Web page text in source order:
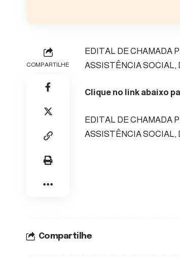
COMPARTILHE
EDITAL DE CHAMADA
ASSISTÊNCIA SOCIAL,
Clique no link abaixo
EDITAL DE CHAMADA
ASSISTÊNCIA SOCIAL,
Compartilhe